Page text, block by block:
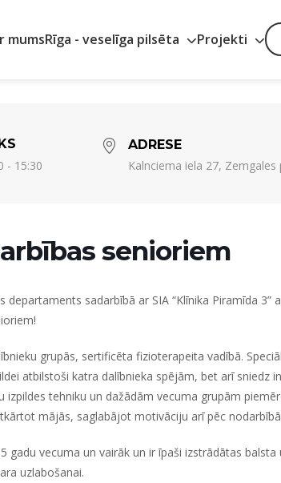
mumsRīga - veselīga pilsēta Projekti
- 15:30
ADRESE
Kalnciema iela 27, Zemgales
senioriem
departaments sadarbībā ar SIA “Klīnika Piramīda 3”
grupās, sertificēta fizioterapeita vadībā.
atbilstoši katra dalībnieka spējām, bet arī sniedz
tehniku un dažādām vecuma grupām
mājās, saglabājot motivāciju arī pēc
gadu vecuma un vairāk un ir īpaši izstrādātas balsta
uzlabošanai.